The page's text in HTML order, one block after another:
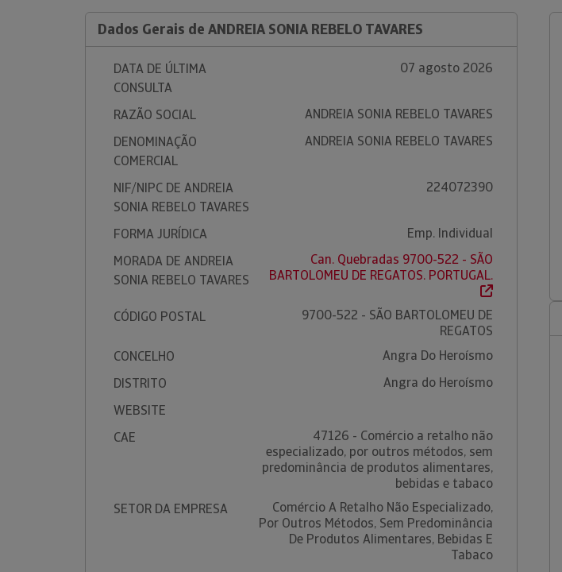
Dados Gerais de ANDREIA SONIA REBELO TAVARES
DATA DE ÚLTIMA
CONSULTA
07 agosto 2026
RAZÃO SOCIAL
ANDREIA SONIA REBELO TAVARES
DENOMINAÇÃO
COMERCIAL
ANDREIA SONIA REBELO TAVARES
NIF/NIPC DE ANDREIA
SONIA REBELO TAVARES
224072390
FORMA JURÍDICA
Emp. Individual
MORADA DE ANDREIA
SONIA REBELO TAVARES
Can. Quebradas 9700-522 - SÃO
BARTOLOMEU DE REGATOS. PORTUGAL.
CÓDIGO POSTAL
9700-522 - SÃO BARTOLOMEU DE
REGATOS
CONCELHO
Angra Do Heroísmo
DISTRITO
Angra do Heroísmo
WEBSITE
CAE
47126 - Comércio a retalho não
especializado, por outros métodos, sem
predominância de produtos alimentares,
bebidas e tabaco
SETOR DA EMPRESA
Comércio A Retalho Não Especializado,
Por Outros Métodos, Sem Predominância
De Produtos Alimentares, Bebidas E
Tabaco